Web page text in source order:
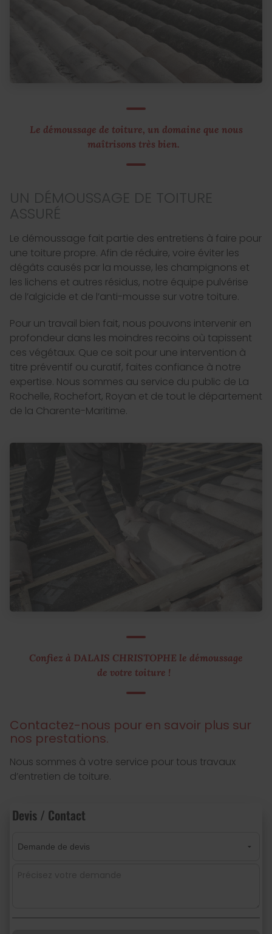
Le démoussage de toiture, un domaine que nous
maîtrisons très bien.
UN DÉMOUSSAGE DE TOITURE
ASSURÉ
Le démoussage fait partie des entretiens à faire pour
une toiture propre. Afin de réduire, voire éviter les
dégâts causés par la mousse, les champignons et
les lichens et autres résidus, notre équipe pulvérise
de l’algicide et de l’anti-mousse sur votre toiture.
Pour un travail bien fait, nous pouvons intervenir en
profondeur dans les moindres recoins où tapissent
ces végétaux. Que ce soit pour une intervention à
titre préventif ou curatif, faites confiance à notre
expertise. Nous sommes au service du public de La
Rochelle, Rochefort, Royan et de tout le département
de la Charente-Maritime.
Confiez à DALAIS CHRISTOPHE le démoussage
de votre toiture !
Contactez-nous pour en savoir plus sur
nos prestations.
Nous sommes à votre service pour tous travaux
d’entretien de toiture.
Devis / Contact